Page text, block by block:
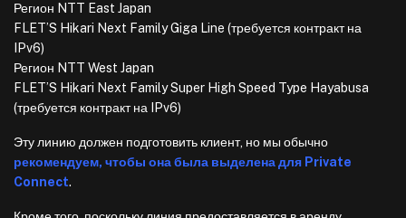
Регион NTT East Japan
FLET’S Hikari Next Family Giga Line (требуется контракт на
IPv6)
Регион NTT West Japan
FLET’S Hikari Next Family Super High Speed Type Hayabusa
(требуется контракт на IPv6)
Эту линию должен подготовить клиент, но мы обычно
рекомендуем, чтобы она была выделена для Private
Connect.